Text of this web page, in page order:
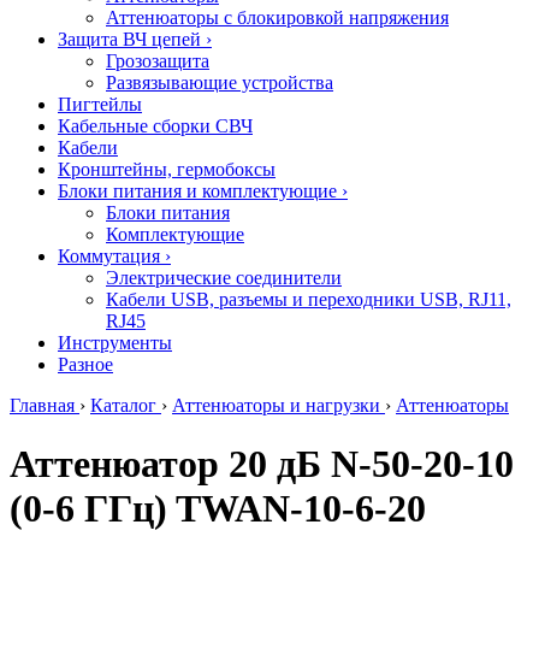
Аттенюаторы с блокировкой напряжения
Защита ВЧ цепей ›
Грозозащита
Развязывающие устройства
Пигтейлы
Кабельные сборки СВЧ
Кабели
Кронштейны, гермобоксы
Блоки питания и комплектующие ›
Блоки питания
Комплектующие
Коммутация ›
Электрические соединители
Кабели USB, разъемы и переходники USB, RJ11,
RJ45
Инструменты
Разное
Главная › Каталог › Аттенюаторы и нагрузки › Аттенюаторы
Аттенюатор 20 дБ N-50-20-10
(0-6 ГГц) TWAN-10-6-20